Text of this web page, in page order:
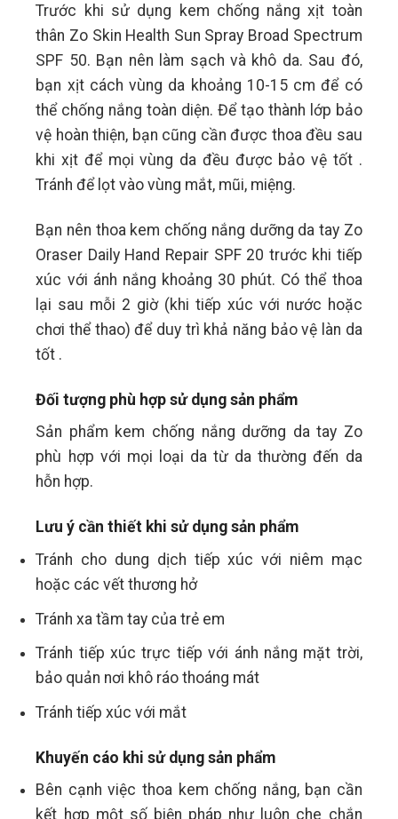
Trước khi sử dụng kem chống nắng xịt toàn
thân Zo Skin Health Sun Spray Broad Spectrum
SPF 50. Bạn nên làm sạch và khô da. Sau đó,
bạn xịt cách vùng da khoảng 10-15 cm để có
thể chống nắng toàn diện. Để tạo thành lớp bảo
vệ hoàn thiện, bạn cũng cần được thoa đều sau
khi xịt để mọi vùng da đều được bảo vệ tốt .
Tránh để lọt vào vùng mắt, mũi, miệng.
Bạn nên thoa kem chống nắng dưỡng da tay Zo
Oraser Daily Hand Repair SPF 20 trước khi tiếp
xúc với ánh nắng khoảng 30 phút. Có thể thoa
lại sau mỗi 2 giờ (khi tiếp xúc với nước hoặc
chơi thể thao) để duy trì khả năng bảo vệ làn da
tốt .
Đối tượng phù hợp sử dụng sản phẩm
Sản phẩm kem chống nắng dưỡng da tay Zo
phù hợp với mọi loại da từ da thường đến da
hỗn hợp.
Lưu ý cần thiết khi sử dụng sản phẩm
Tránh cho dung dịch tiếp xúc với niêm mạc
hoặc các vết thương hở
Tránh xa tầm tay của trẻ em
Tránh tiếp xúc trực tiếp với ánh nắng mặt trời,
bảo quản nơi khô ráo thoáng mát
Tránh tiếp xúc với mắt
Khuyến cáo khi sử dụng sản phẩm
Bên cạnh việc thoa kem chống nắng, bạn cần
kết hợp một số biện pháp như luôn che chắn